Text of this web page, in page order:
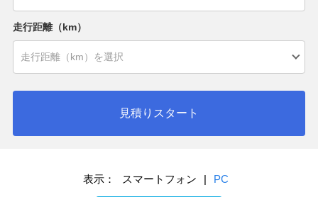
走行距離（km）
見積りスタート
表示： スマートフォン | PC